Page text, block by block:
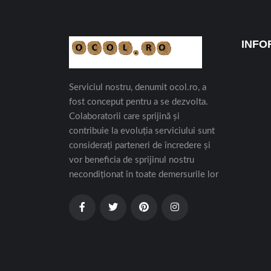
Serviciul nostru, denumit ocol.ro, a
fost conceput pentru a se dezvolta.
Colaboratorii care sprijină și
contribuie la evoluția serviciului sunt
considerați parteneri de încredere și
vor beneficia de sprijinul nostru
necondiționat în toate demersurile lor